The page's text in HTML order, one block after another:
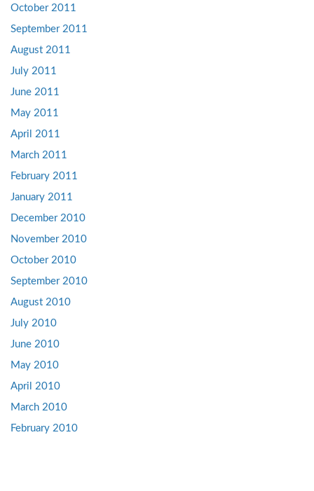
October 2011
September 2011
August 2011
July 2011
June 2011
May 2011
April 2011
March 2011
February 2011
January 2011
December 2010
November 2010
October 2010
September 2010
August 2010
July 2010
June 2010
May 2010
April 2010
March 2010
February 2010